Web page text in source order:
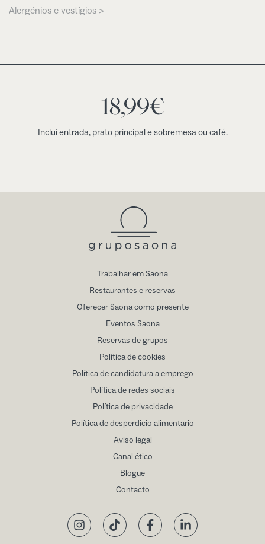
Alergénios e vestígios >
18,99€
Inclui entrada, prato principal e sobremesa ou café.
Trabalhar em Saona
Restaurantes e reservas
Oferecer Saona como presente
Eventos Saona
Reservas de grupos
Política de cookies
Política de candidatura a emprego
Política de redes sociais
Política de privacidade
Política de desperdicio alimentario
Aviso legal
Canal ético
Blogue
Contacto
InstagramTikTok FacebookLinkedIn